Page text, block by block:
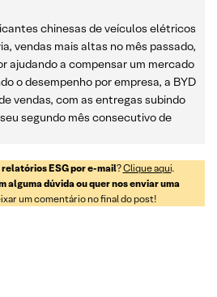
chinesas de veículos elétricos
vendas mais altas no mês passado,
ajudando a compensar um mercado
o desempenho por empresa, a BYD
vendas, com as entregas subindo
segundo mês consecutivo de
ESG por e-mail?Clique aqui.
alguma dúvida ou quer nos enviar uma
um comentário no final do post!